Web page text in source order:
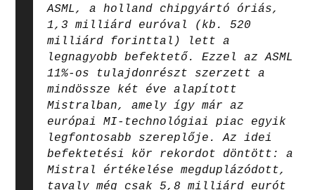
ASML, a holland chipgyártó óriás,
1,3 milliárd euróval (kb. 520
milliárd forinttal) lett a
legnagyobb befektető. Ezzel az ASML
11%-os tulajdonrészt szerzett a
mindössze két éve alapított
Mistralban, amely így már az
európai MI-technológiai piac egyik
legfontosabb szereplője. Az idei
befektetési kör rekordot döntött: a
Mistral értékelése megduplázódott,
tavaly még csak 5,8 milliárd eurót